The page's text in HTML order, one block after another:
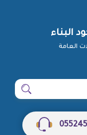
البناء
العامة
ابحث